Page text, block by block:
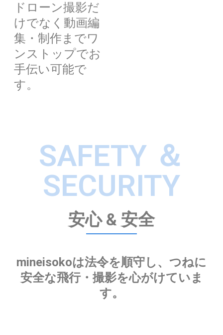
ドローン撮影だ
けでなく動画編
集・制作までワ
ンストップでお
手伝い可能で
す。
SAFETY ＆
SECURITY
安心 & 安全
mineisokoは法令を順守し、つねに
安全な飛行・撮影を心がけていま
す。